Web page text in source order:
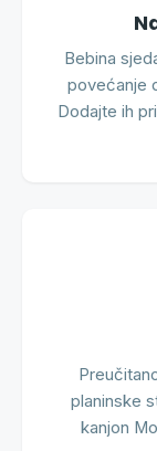
Bebina
povećanje
Dodajte ih
planinske
kanjon